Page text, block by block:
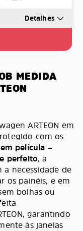
Detalhes
MEDIDA
ARTEON em
com os
película –
perfeito, a
a necessidade de
os painéis, e em
bolhas ou
garantindo
às janelas